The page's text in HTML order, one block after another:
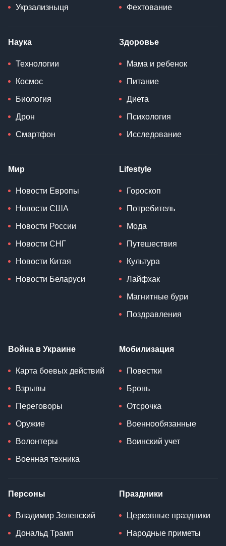
Укрзализныця Фехтование
Наука
Технологии
Космос
Биология
Дрон
Смартфон
Здоровье
Мама и ребенок
Питание
Диета
Психология
Исследование
Мир
Новости Европы
Новости США
Новости России
Новости СНГ
Новости Китая
Новости Беларуси
Lifestyle
Гороскоп
Потребитель
Мода
Путешествия
Культура
Лайфхак
Магнитные бури
Поздравления
Война в Украине
Карта боевых действий
Взрывы
Переговоры
Оружие
Волонтеры
Военная техника
Мобилизация
Повестки
Бронь
Отсрочка
Военнообязанные
Воинский учет
Персоны
Владимир Зеленский
Дональд Трамп
Праздники
Церковные праздники
Народные приметы